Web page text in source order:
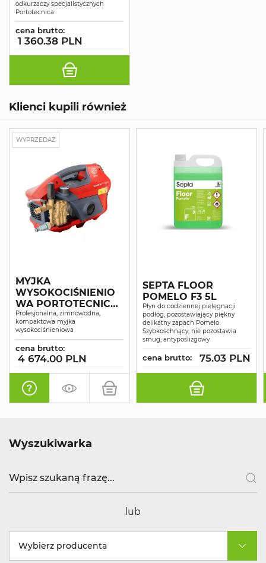
odkurzaczy specjalistycznych
Portotecnica
cena brutto:
1 360.38 PLN
Klienci kupili również
WYPRZEDAŻ
MYJKA
WYSOKOCIŚNIENIO
WA PORTOTECNICA
SUPERJET 1609P
Profesjonalna, zimnowodna,
kompaktowa myjka
wysokociśnieniowa
cena brutto:
4 674.00 PLN
SEPTA FLOOR
POMELO F3 5L
Płyn do codziennej pielęgnacji
podłóg, pozostawiający piękny
delikatny zapach Pomelo.
Szybkoschnący, nie pozostawia
smug, antypoślizgowy
cena brutto: 75.03 PLN
Wyszukiwarka
lub
Wybierz producenta